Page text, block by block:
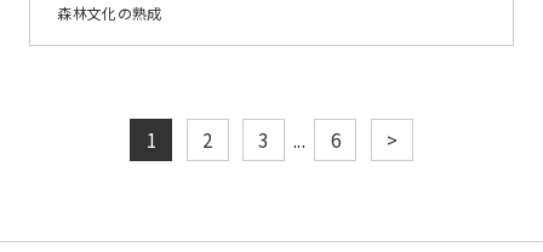
森林文化の熟成
ペ
1 2 3 ... 6 >